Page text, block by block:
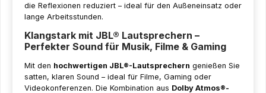
die Reflexionen reduziert – ideal für den Außeneinsatz oder
lange Arbeitsstunden.
Klangstark mit JBL® Lautsprechern –
Perfekter Sound für Musik, Filme & Gaming
Mit den hochwertigen JBL®-Lautsprechern genießen Sie
satten, klaren Sound – ideal für Filme, Gaming oder
Videokonferenzen. Die Kombination aus Dolby Atmos®-